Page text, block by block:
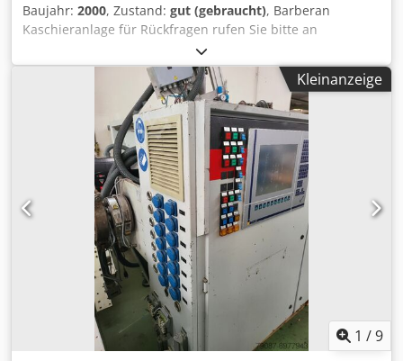
Baujahr: 2000, Zustand: gut (gebraucht), Barberan
Kaschieranlage für Rückfragen rufen Sie bitte an
Djdpfeilqvrsx Aclsck 790800714 Linie im Dauerbetrieb
maximale Kaschierbreite - 1300mm min. Dicke 3mm max.
Dicke 40mm maximale Länge der Elemente 2800 mm
Mindestlänge ca. 600mm stufenlose
Geschwindigkeitsregulierung von der Bürstenmaschine
maximale Geschwindigkeit 20 m/min. die Linie besteht aus
- Tommassini automatisch laden (funktioniert nicht) -
Bürstenmaschine für oben und unten - Heizlampen vor
den Leimwalzen oben und unten - PVAC-Klebepistole -
Trockenlampen oben und unten - Bügelstahl-
Kalanderanlage - zusätzlich hat die Anlage einen
zusätzlichen Koroner für die Oberseite (Arbeit) - es ist
möglich, einseitig mit PP-Folien zu kaschieren
Kleinanzeige
1 /9